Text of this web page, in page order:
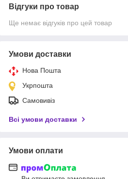
Відгуки про товар
Ще немає відгуків про цей товар
Умови доставки
Нова Пошта
Укрпошта
Самовивіз
Всі умови доставки
Умови оплати